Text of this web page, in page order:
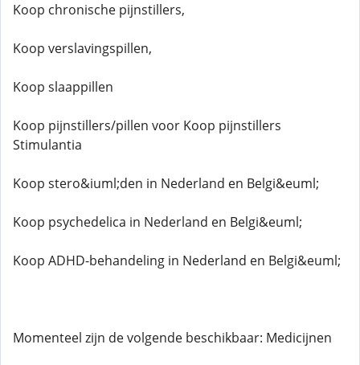
Koop chronische pijnstillers,
Koop verslavingspillen,
Koop slaappillen
Koop pijnstillers/pillen voor Koop pijnstillers
Stimulantia
Koop stero&iuml;den in Nederland en Belgi&euml;
Koop psychedelica in Nederland en Belgi&euml;
Koop ADHD-behandeling in Nederland en Belgi&euml;
Momenteel zijn de volgende beschikbaar: Medicijnen